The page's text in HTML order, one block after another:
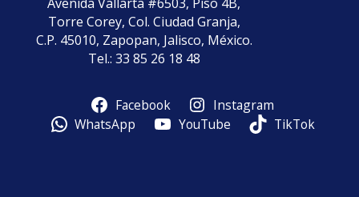
Torre Corey, Col. Ciudad Granja,
C.P. 45010, Zapopan, Jalisco, México.
Tel.: 33 85 26 18 48
Facebook
Instagram
WhatsApp
YouTube TikTok